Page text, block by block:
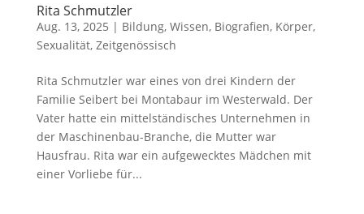
Rita Schmutzler
Aug. 13, 2025 | Bildung, Wissen, Biografien, Körper,
Sexualität, Zeitgenössisch
Rita Schmutzler war eines von drei Kindern der
Familie Seibert bei Montabaur im Westerwald. Der
Vater hatte ein mittelständisches Unternehmen in
der Maschinenbau-Branche, die Mutter war
Hausfrau. Rita war ein aufgewecktes Mädchen mit
einer Vorliebe für...